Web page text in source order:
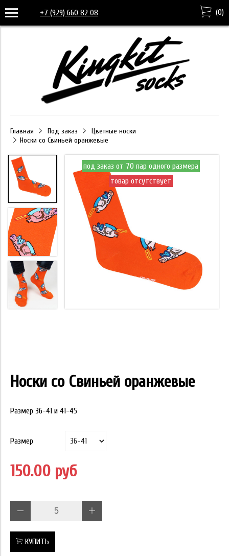
+7 (929) 660 82 08 (0)
Главная Под заказ
Цветные носки
Носки со Свиньей оранжевые
под заказ от 70 пар одного размера
товар отсутствует
Носки со Свиньей оранжевые
Размер 36-41 и 41-45
Размер
150.00 руб
КУПИТЬ